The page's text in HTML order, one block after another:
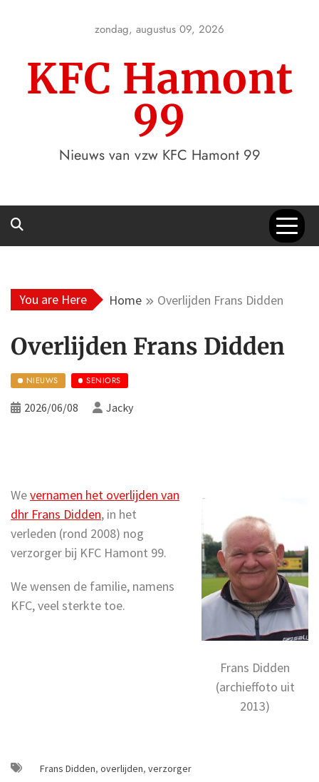
zondag, augustus 09, 2026
KFC Hamont
99
Nieuws van vzw KFC Hamont 99
You are Here Home Overlijden Frans Didden
Overlijden Frans Didden
NIEUWS SENIORS
2026/06/08 Jacky
Frans Didden
(archieffoto uit
2013)
Wevernamen het overlijden van
dhr Frans Didden, in het
verleden (rond 2008) nog
verzorger bij KFC Hamont 99.
We wensen de familie, namens
KFC, veel sterkte toe.
Frans Didden, overlijden, verzorger